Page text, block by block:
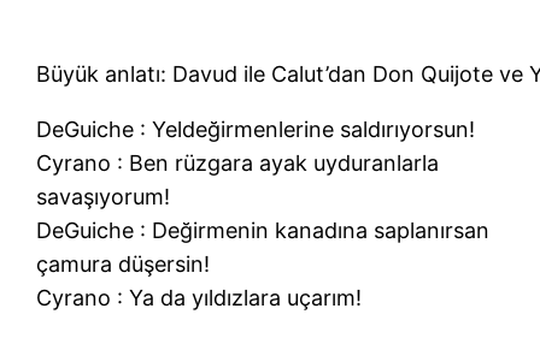
Büyük anlatı: Davud ile Calut’dan Don Quijote
DeGuiche : Yeldeğirmenlerine saldırıyorsun!
Cyrano : Ben rüzgara ayak uyduranlarla
savaşıyorum!
DeGuiche : Değirmenin kanadına saplanırsan
çamura düşersin!
Cyrano : Ya da yıldızlara uçarım!